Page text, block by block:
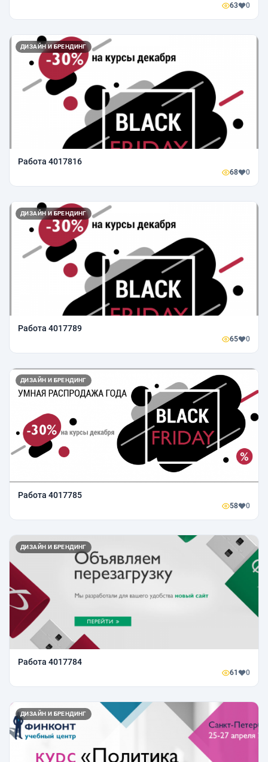
63 0
ДИЗАЙН И БРЕНДИНГ
Работа 4017816
68 0
ДИЗАЙН И БРЕНДИНГ
Работа 4017789
65 0
ДИЗАЙН И БРЕНДИНГ
Работа 4017785
58 0
ДИЗАЙН И БРЕНДИНГ
Работа 4017784
61 0
ДИЗАЙН И БРЕНДИНГ